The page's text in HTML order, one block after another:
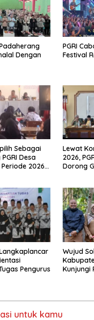
Dengan
PGRI
Festival
Sebagai
Desa
2026-
Lewat
2026,
Dorong
Pengurus
Wujud
Kunjungi
untuk kamu